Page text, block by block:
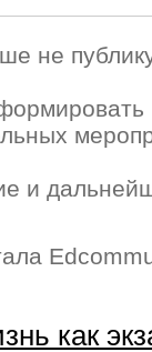
не
и
как